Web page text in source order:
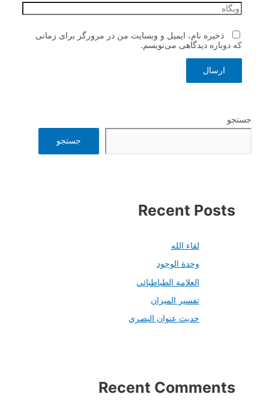
وبگاه
ذخیره نام، ایمیل و وبسایت من در مرورگر برای زمانی
که دوباره دیدگاهی می‌نویسم.
جستجو
جستجو
Recent Posts
لقاء الله
وحدة الوجود
العلامة الطباطبائي
تفسير الميزان
حديث عنوان البصري
Recent Comments